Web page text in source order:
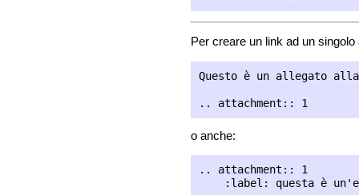
Per creare un link ad un
Questo è un allegato
o anche:
.. attachment:: 1